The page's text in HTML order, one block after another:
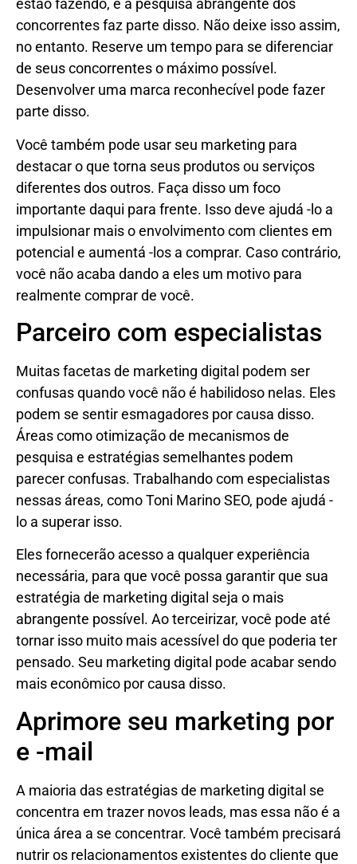
estão fazendo, e a pesquisa abrangente dos
concorrentes faz parte disso. Não deixe isso assim,
no entanto. Reserve um tempo para se diferenciar
de seus concorrentes o máximo possível.
Desenvolver uma marca reconhecível pode fazer
parte disso.
Você também pode usar seu marketing para
destacar o que torna seus produtos ou serviços
diferentes dos outros. Faça disso um foco
importante daqui para frente. Isso deve ajudá -lo a
impulsionar mais o envolvimento com clientes em
potencial e aumentá -los a comprar. Caso contrário,
você não acaba dando a eles um motivo para
realmente comprar de você.
Parceiro com especialistas
Muitas facetas de marketing digital podem ser
confusas quando você não é habilidoso nelas. Eles
podem se sentir esmagadores por causa disso.
Áreas como otimização de mecanismos de
pesquisa e estratégias semelhantes podem
parecer confusas. Trabalhando com especialistas
nessas áreas, como Toni Marino SEO, pode ajudá -
lo a superar isso.
Eles fornecerão acesso a qualquer experiência
necessária, para que você possa garantir que sua
estratégia de marketing digital seja o mais
abrangente possível. Ao terceirizar, você pode até
tornar isso muito mais acessível do que poderia ter
pensado. Seu marketing digital pode acabar sendo
mais econômico por causa disso.
Aprimore seu marketing por
e -mail
A maioria das estratégias de marketing digital se
concentra em trazer novos leads, mas essa não é a
única área a se concentrar. Você também precisará
nutrir os relacionamentos existentes do cliente que